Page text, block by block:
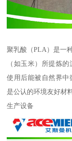
聚乳酸（PLA）是一
（如玉米）所提炼
使用后能被自然界中
是公认的环境友好材
生产设备